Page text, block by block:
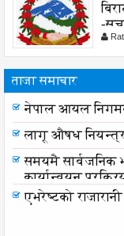
-
ताजा समाचार
नेपाल आयल
लागू औषध
समयमै सार्वजनिक
कार्यान्वयन
एभरेष्टको